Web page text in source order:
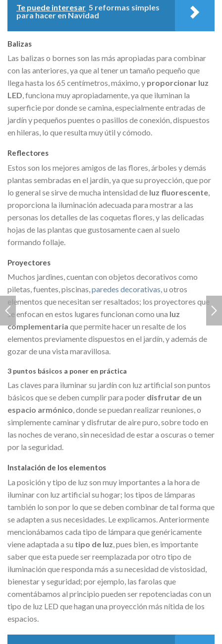
Te puede interesar 5 reformas simples
para hacer en Navidad
Balizas
Las balizas o bornes son las más apropiadas para combinar
con las anteriores, ya que al tener un tamaño pequeño que
llega hasta los 65 centímetros, máximo, y proporcionar luz
LED, funciona muy apropiadamente, ya que iluminan la
superficie por donde se camina, especialmente entradas de
jardín y pequeños puentes o pasillos de conexión, dispuestos
en hileras, lo que resulta muy útil y cómodo.
Reflectores
Estos son los mejores amigos de las flores, árboles y demás
plantas sembradas en el jardín, ya que su proyección, que por
lo general se sirve de mucha intensidad de luz fluorescente
proporciona la iluminación adecuada para mostrar a las
personas los detalles de las coquetas flores, y las delicadas
hojas de las plantas que gustosamente caen al suelo
formando follaje.
Proyectores
Muchos jardines, cuentan con objetos decorativos como
piletas, fuentes, piscinas,paredes decorativas, u otros
elementos que necesitan ser resaltados; los proyectores que
se enfocan en estos lugares funcionan como una luz
complementaria que permite hacer un resalte de los
elementos previamente dispuestos en el jardín, y además de
gozar de una vista maravillosa.
3 puntos básicos a poner en práctica
Las claves para iluminar su jardín con luz artificial son puntos
básicos que se deben cumplir para poder disfrutar de un
espacio armónico, donde se puedan realizar reuniones, o
simplemente caminar y disfrutar de aire puro, sobre todo en
las noches de verano, sin necesidad de estar a oscuras o temer
por la seguridad.
Instalación de los elementos
La posición y tipo de luz son muy importantes a la hora de
iluminar con luz artificial su hogar; los tipos de lámparas
también lo son por lo que se deben combinar de tal forma que
se adapten a sus necesidades. Le explicamos. Anteriormente
mencionábamos cada tipo de lámpara que genéricamente
viene adaptada a su tipo de luz , pues bien, es importante
saber que esta puede ser reemplazada por otro tipo de
iluminación que responda más a su necesidad de vistosidad,
bienestar y seguridad; por ejemplo, las farolas que
comentábamos al principio pueden ser repotenciadas con un
tipo de luz LED que hagan una proyección más nítida de los
espacios.